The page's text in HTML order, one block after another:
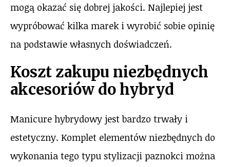
mogą okazać się dobrej jakości. Najlepiej jest
wypróbować kilka marek i wyrobić sobie opinię
na podstawie własnych doświadczeń.
Koszt zakupu niezbędnych
akcesoriów do hybryd
Manicure hybrydowy jest bardzo trwały i
estetyczny. Komplet elementów niezbędnych do
wykonania tego typu stylizacji paznokci można